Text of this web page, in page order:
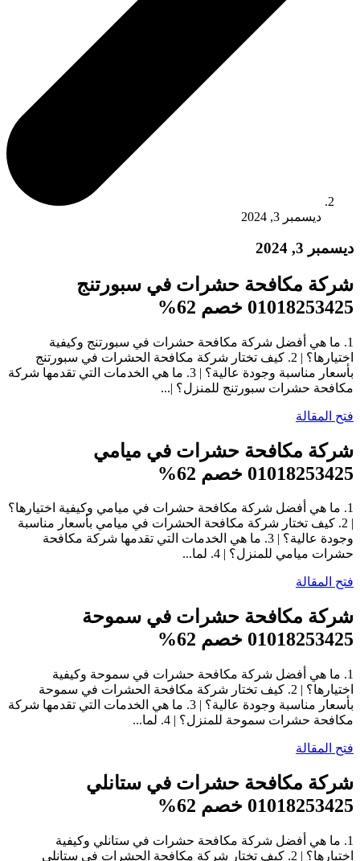
ديسمبر 3, 2024
ديسمبر 3, 2024
شركة مكافحة حشرات في سبورتنج
01018253425 خصم 62%
1. ما هي أفضل شركة مكافحة حشرات في سبورتنج وكيفية
اختيارها؟ | 2. كيف تختار شركة مكافحة الحشرات في سبورتنج
بأسعار مناسبة وجودة عالية؟ | 3. ما هي الخدمات التي تقدمها شركة
مكافحة حشرات سبورتنج للمنزل؟ |...
فتح المقالة
شركة مكافحة حشرات في ميامي
01018253425 خصم 62%
1. ما هي أفضل شركة مكافحة حشرات في ميامي وكيفية اختيارها؟
| 2. كيف تختار شركة مكافحة الحشرات في ميامي بأسعار مناسبة
وجودة عالية؟ | 3. ما هي الخدمات التي تقدمها شركة مكافحة
حشرات ميامي للمنزل؟ | 4. لما...
فتح المقالة
شركة مكافحة حشرات في سموحة
01018253425 خصم 62%
1. ما هي أفضل شركة مكافحة حشرات في سموحة وكيفية
اختيارها؟ | 2. كيف تختار شركة مكافحة الحشرات في سموحة
بأسعار مناسبة وجودة عالية؟ | 3. ما هي الخدمات التي تقدمها شركة
مكافحة حشرات سموحة للمنزل؟ | 4. لما...
فتح المقالة
شركة مكافحة حشرات في ستانلي
01018253425 خصم 62%
1. ما هي أفضل شركة مكافحة حشرات في ستانلي وكيفية
اختيارها؟ | 2. كيف تختار شركة مكافحة الحشرات في ستانلي